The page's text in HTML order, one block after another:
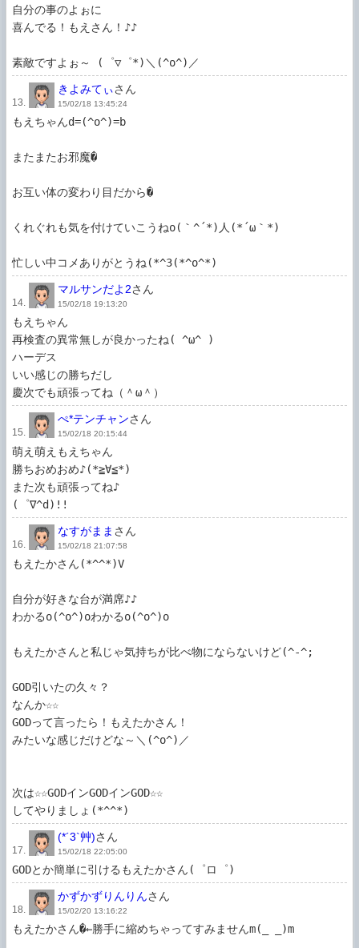
自分の事のよぉに
喜んでる！もえさん！♪♪
素敵ですよぉ～ (゜▽゜*)＼(^o^)／
13.
きよみてぃさん
15/02/18 13:45:24
もえちゃんd=(^o^)=b
またまたお邪魔�
お互い体の変わり目だから�
くれぐれも気を付けていこうねo(｀^´*)人(*´ω｀*)
忙しい中コメありがとうね(*^3(*^o^*)
14.
マルサンだよ2さん
15/02/18 19:13:20
もえちゃん
再検査の異常無しが良かったね( ^ω^ )
ハーデス
いい感じの勝ちだし
慶次でも頑張ってね（＾ω＾）
15.
ぺ*テンチャンさん
15/02/18 20:15:44
萌え萌えもえちゃん
勝ちおめおめ♪(*≧∀≦*)
また次も頑張ってね♪
(゜∇^d)!!
16.
なすがまま さん
15/02/18 21:07:58
もえたかさん(*^^*)V
自分が好きな台が満席♪♪
わかるo(^o^)oわかるo(^o^)o
もえたかさんと私じゃ気持ちが比べ物にならないけど(^-^;
GOD引いたの久々？
なんか☆☆
GODって言ったら！もえたかさん！
みたいな感じだけどな～＼(^o^)／
次は☆☆GODインGODインGOD☆☆
してやりましょ(*^^*)
17.
(*´3`艸)さん
15/02/18 22:05:00
GODとか簡単に引けるもえたかさん(゜ロ゜)
18.
かずかずりんりんさん
15/02/20 13:16:22
もえたかさん�←勝手に縮めちゃってすみませんm(_ _)m